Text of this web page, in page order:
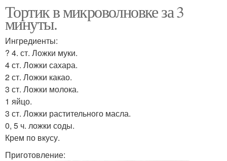
Тортик в микроволновке за 3
минуты.
Ингредиенты:
? 4. ст. Ложки муки.
4 ст. Ложки сахара.
2 ст. Ложки какао.
3 ст. Ложки молока.
1 яйцо.
3 ст. Ложки растительного масла.
0, 5 ч. ложки соды.
Крем по вкусу.
Приготовление: